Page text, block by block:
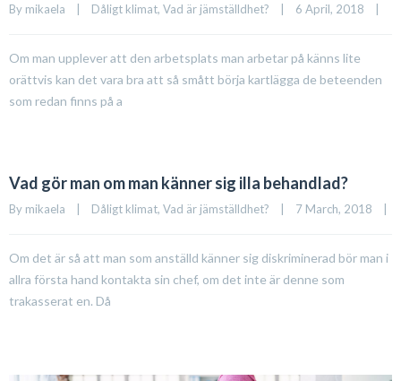
By mikaela | Dåligt klimat, Vad är jämställdhet? | 6 April, 2018 |
Om man upplever att den arbetsplats man arbetar på känns lite
orättvis kan det vara bra att så smått börja kartlägga de beteenden
som redan finns på a
Vad gör man om man känner sig illa behandlad?
By mikaela | Dåligt klimat, Vad är jämställdhet? | 7 March, 2018 |
Om det är så att man som anställd känner sig diskriminerad bör man i
allra första hand kontakta sin chef, om det inte är denne som
trakasserat en. Då